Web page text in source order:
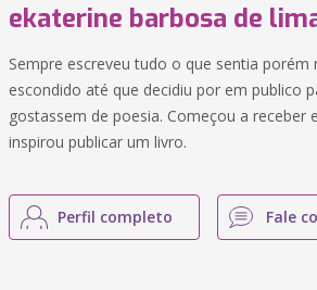
ekaterine barbosa de
Sempre escreveu tudo o que sentia porém
escondido até que decidiu por em publico
gostassem de poesia. Começou a receber
inspirou publicar um livro.
Perfil completo Fale